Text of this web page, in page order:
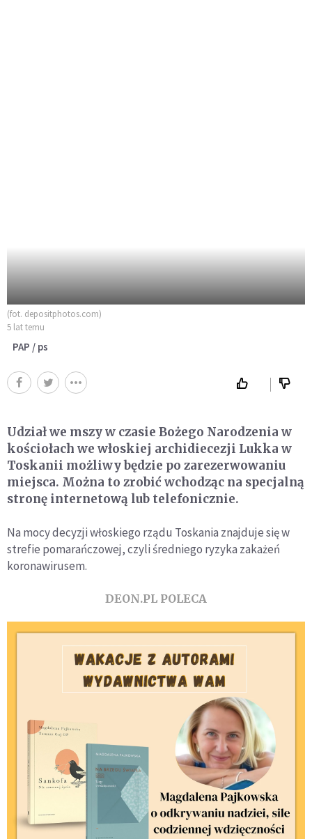
(fot. depositphotos.com)
5 lat temu
PAP / ps
Udział we mszy w czasie Bożego Narodzenia w
kościołach we włoskiej archidiecezji Lukka w
Toskanii możliwy będzie po zarezerwowaniu
miejsca. Można to zrobić wchodząc na specjalną
stronę internetową lub telefonicznie.
Na mocy decyzji włoskiego rządu Toskania znajduje się w
strefie pomarańczowej, czyli średniego ryzyka zakażeń
koronawirusem.
DEON.PL POLECA